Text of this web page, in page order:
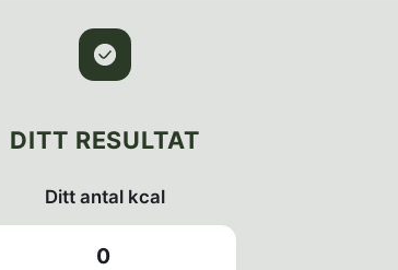
DITT RESULTAT
Ditt antal kcal
0